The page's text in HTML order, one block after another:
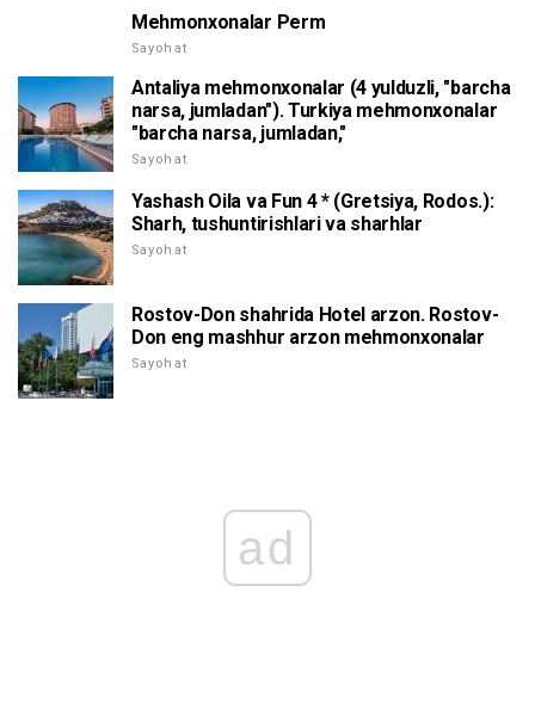
Mehmonxonalar Perm
Sayohat
Antaliya mehmonxonalar (4 yulduzli, "barcha
narsa, jumladan"). Turkiya mehmonxonalar
"barcha narsa, jumladan,"
Sayohat
Yashash Oila va Fun 4 * (Gretsiya, Rodos.):
Sharh, tushuntirishlari va sharhlar
Sayohat
Rostov-Don shahrida Hotel arzon. Rostov-
Don eng mashhur arzon mehmonxonalar
Sayohat
ad